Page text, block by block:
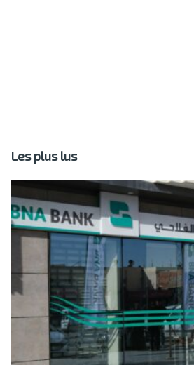
Les plus lus